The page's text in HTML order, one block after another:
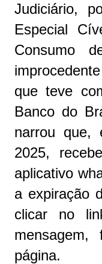
Judiciário,
Especial
Consumo
que teve
Banco do
narrou que,
2025,
aplicativo
a expiração
clicar no
página.